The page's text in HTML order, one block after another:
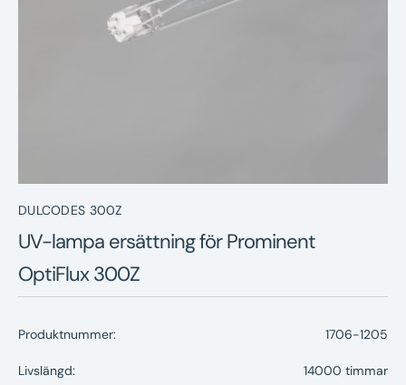
DULCODES 300Z
UV-lampa ersättning för Prominent
OptiFlux 300Z
Produktnummer: 1706-1205
Livslängd: 14000 timmar